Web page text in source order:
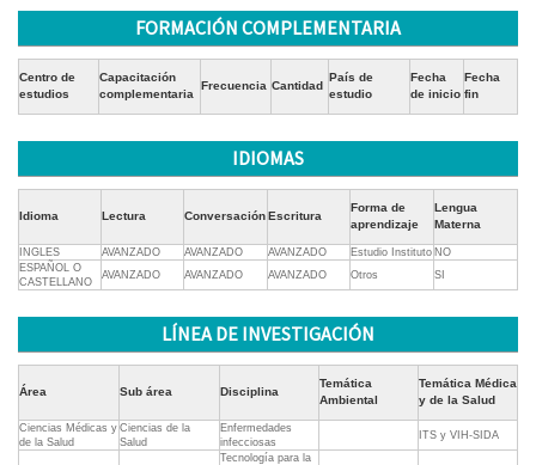
FORMACIÓN COMPLEMENTARIA
Centro de
estudios
Capacitación
complementaria
Frecuencia Cantidad
País de
estudio
Fecha
de inicio
Fecha
fin
IDIOMAS
Idioma Lectura ConversaciónEscritura
Forma de
aprendizaje
Lengua
Materna
INGLES AVANZADO AVANZADO AVANZADO Estudio Instituto NO
ESPAÑOL O
CASTELLANO
AVANZADO AVANZADO AVANZADO Otros SI
LÍNEA DE INVESTIGACIÓN
Área Sub área Disciplina
Temática
Ambiental
Temática Médica
y de la Salud
Ciencias Médicas y
de la Salud
Ciencias de la
Salud
Enfermedades
infecciosas
ITS y VIH-SIDA
Tecnología para la